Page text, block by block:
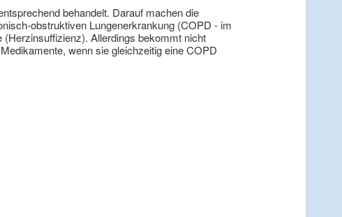
behandelt. Darauf machen die
obstruktiven Lungenerkrankung (COPD - im
Allerdings bekommt nicht
wenn sie gleichzeitig eine COPD